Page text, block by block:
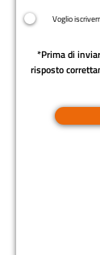
Voglio
*Prima di
risposto